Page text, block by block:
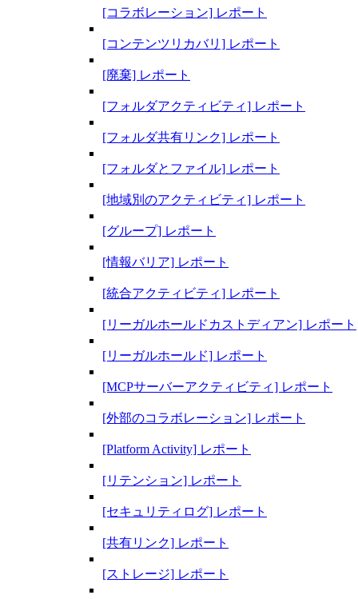
[コラボレーション] レポート
[コンテンツリカバリ] レポート
[廃棄] レポート
[フォルダアクティビティ] レポート
[フォルダ共有リンク] レポート
[フォルダとファイル] レポート
[地域別のアクティビティ] レポート
[グループ] レポート
[情報バリア] レポート
[統合アクティビティ] レポート
[リーガルホールドカストディアン] レポート
[リーガルホールド] レポート
[MCPサーバーアクティビティ] レポート
[外部のコラボレーション] レポート
[Platform Activity] レポート
[リテンション] レポート
[セキュリティログ] レポート
[共有リンク] レポート
[ストレージ] レポート